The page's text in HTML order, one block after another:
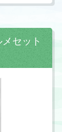
セット